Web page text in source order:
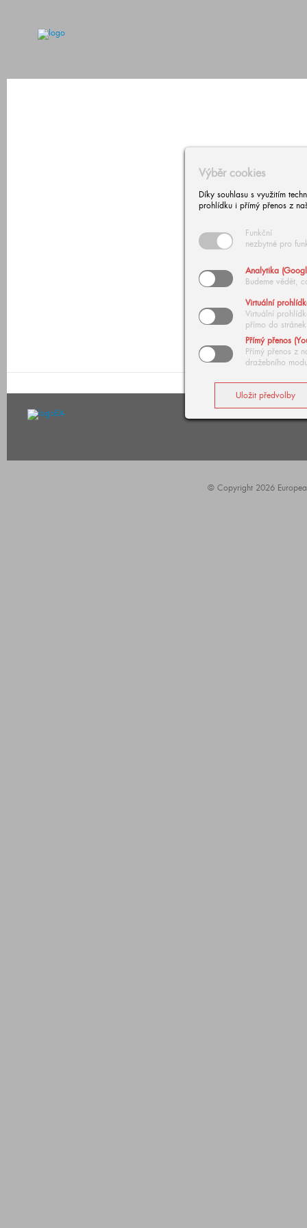
Výběr cookies
Díky souhlasu s využitím
prohlídku i přímý přenos z
Funkční
nezbytné pro
Analytika
Budeme vědět,
Virtuální
Virtuální
přímo do stránek
Přímý přenos
Přímý přenos z
dražebního
© Copyright 2026